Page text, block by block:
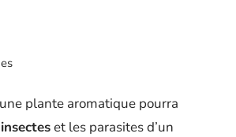
plante aromatique pourra
et les parasites d’un